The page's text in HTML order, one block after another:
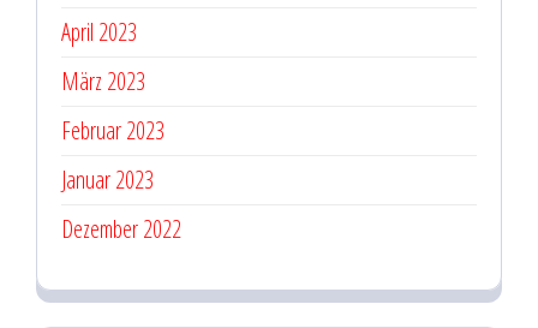
April 2023
März 2023
Februar 2023
Januar 2023
Dezember 2022